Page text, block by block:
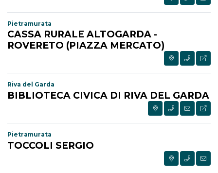
Pietramurata
CASSA RURALE ALTOGARDA -
ROVERETO (PIAZZA MERCATO)
Riva del Garda
BIBLIOTECA CIVICA DI RIVA DEL GARDA
Pietramurata
TOCCOLI SERGIO